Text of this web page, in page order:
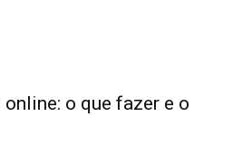
o que fazer e o